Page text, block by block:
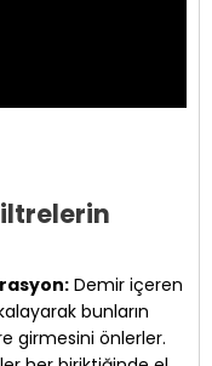
Demir içeren
bunların
girmesini önlerler.